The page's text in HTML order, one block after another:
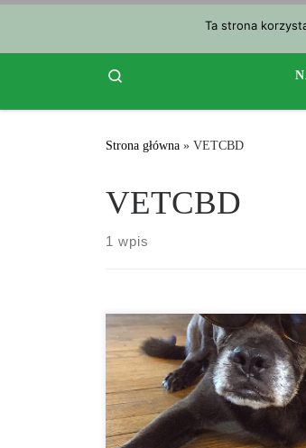
Strona główna » VETCBD
VETCBD
1 wpis
Podobnie jak w przypadku ludzi,
skutki uboczne – w tym
od leków, które są im
L.A. Doktor Tim Shu mówi, że
alternatywą dla niektórych recept
Ta strona